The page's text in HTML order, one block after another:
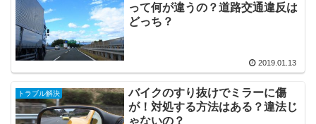
って何が違うの？道路交通違反は
どっち？
2019.01.13
トラブル解決
バイクのすり抜けでミラーに傷
が！対処する方法はある？違法じ
ゃないの？